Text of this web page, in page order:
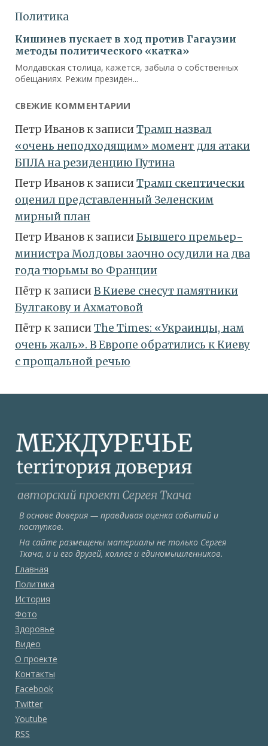
СВЕЖИЕ КОММЕНТАРИИ
Петр Ивановк записиТрамп назвал
«очень неподходящим» момент для атаки
БПЛА на резиденцию Путина
Петр Ивановк записиТрамп скептически
оценил представленный Зеленским
мирный план
Петр Ивановк записиБывшего премьер-
министра Молдовы заочно осудили на два
года тюрьмы во Франции
Пётр к записиВ Киеве снесут памятники
Булгакову и Ахматовой
Пётр к записиТhe Times: «Украинцы, нам
очень жаль». В Европе обратились к Киеву
с прощальной речью
В основе доверия — правдивая оценка событий и
поступков.
На сайте размещены материалы не только Сергея
Ткача, и и его друзей, коллег и единомышленников.
Главная
Политика
История
Фото
Здоровье
Видео
О проекте
Контакты
Facebook
Twitter
Youtube
RSS